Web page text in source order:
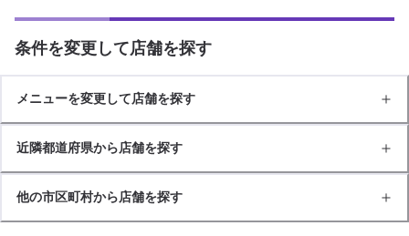
条件を変更して店舗を探す
メニューを変更して店舗を探す
近隣都道府県から店舗を探す
他の市区町村から店舗を探す